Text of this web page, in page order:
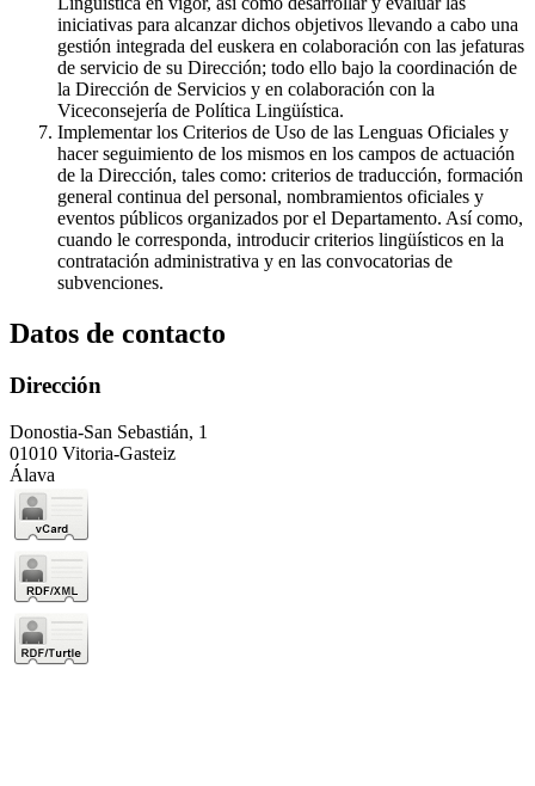
iniciativas para alcanzar dichos objetivos llevando a cabo una
gestión integrada del euskera en colaboración con las jefaturas
de servicio de su Dirección; todo ello bajo la coordinación de
la Dirección de Servicios y en colaboración con la
Viceconsejería de Política Lingüística.
Implementar los Criterios de Uso de las Lenguas Oficiales y
hacer seguimiento de los mismos en los campos de actuación
de la Dirección, tales como: criterios de traducción, formación
general continua del personal, nombramientos oficiales y
eventos públicos organizados por el Departamento. Así como,
cuando le corresponda, introducir criterios lingüísticos en la
contratación administrativa y en las convocatorias de
subvenciones.
Datos de contacto
Dirección
Donostia-San Sebastián, 1
01010 Vitoria-Gasteiz
Álava